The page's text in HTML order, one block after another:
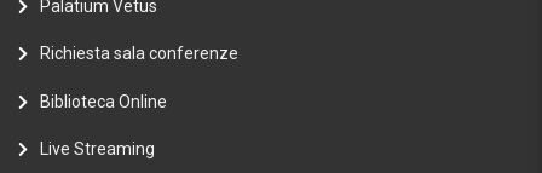
Palatium Vetus
Richiesta sala conferenze
Biblioteca Online
Live Streaming